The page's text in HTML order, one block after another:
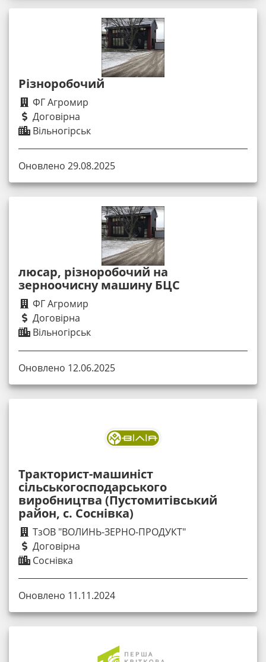
Різноробочий
ФГ Агромир
Договірна
Вільногірськ
Оновлено 29.08.2025
люсар, різноробочий на
зерноочисну машину БЦС
ФГ Агромир
Договірна
Вільногірськ
Оновлено 12.06.2025
Тракторист-машиніст
сільськогосподарського
виробництва (Пустомитівський
район, с. Соснівка)
ТзОВ "ВОЛИНЬ-ЗЕРНО-ПРОДУКТ"
Договірна
Соснівка
Оновлено 11.11.2024